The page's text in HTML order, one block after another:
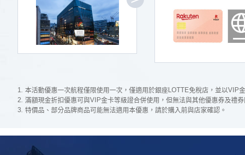
本活動優惠一次航程僅限使用一次，僅適用於銀座LOTTE免稅店，並以VIP
滿額現金折扣優惠可與VIP金卡等級證合併使用，但無法與其他優惠券及禮券
特價品、部分品牌商品可能無法適用本優惠，請於購入前與店家確認。